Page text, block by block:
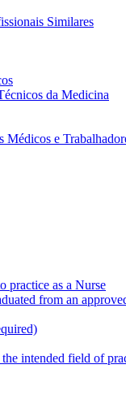
Similares
da Medicina
Médicos e
practice as a Nurse
from an
intended field of